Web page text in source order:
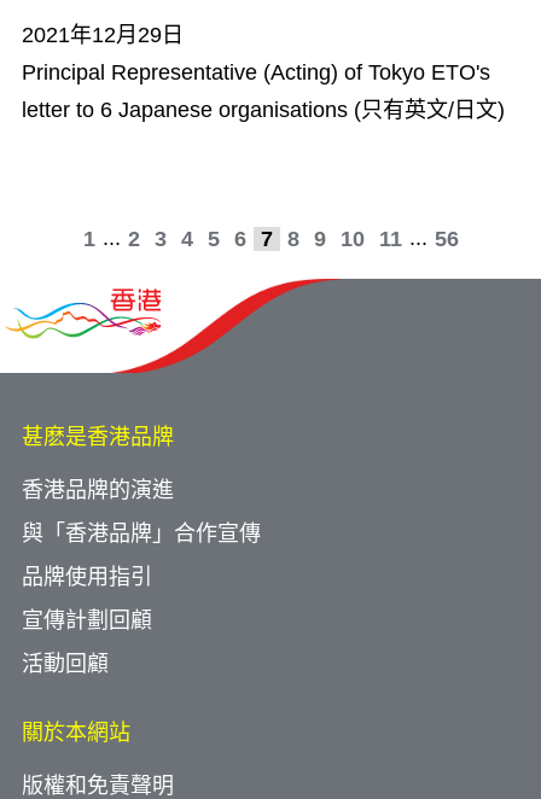
2021年12月29日
Principal Representative (Acting) of Tokyo ETO's
letter to 6 Japanese organisations (只有英文/日文)
1 ... 2 3 4 5 6 7 8 9 10 11 ... 56
甚麽是香港品牌
香港品牌的演進
與「香港品牌」合作宣傳
品牌使用指引
宣傳計劃回顧
活動回顧
關於本網站
版權和免責聲明